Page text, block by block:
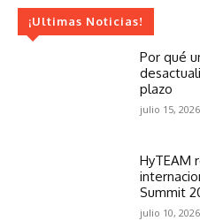
¡Ultimas Noticias!
Por qué
plazo
julio 15, 2026
HyTEAM
Summit
julio 10, 2026